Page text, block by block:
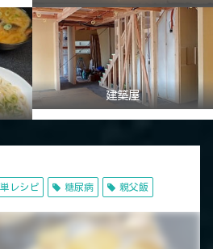
建築屋
レシピ 糖尿病 親父飯